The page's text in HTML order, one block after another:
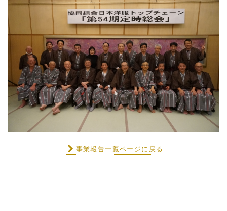
事業報告一覧ページに戻る